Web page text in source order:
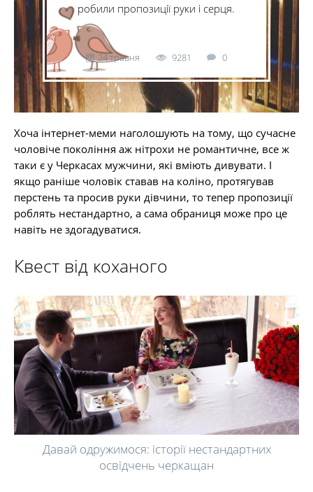
робили пропозиції руки і серця.
24 травня 9281 0
Хоча інтернет-меми наголошують на тому, що сучасне
чоловіче покоління аж нітрохи не романтичне, все ж
таки є у Черкасах мужчини, які вміють дивувати. І
якщо раніше чоловік ставав на коліно, протягував
перстень та просив руки дівчини, то тепер пропозиції
роблять нестандартно, а сама обраниця може про це
навіть не здогадуватися.
Квест від коханого
Давай одружимося: історії нестандартних
освідчень черкащан